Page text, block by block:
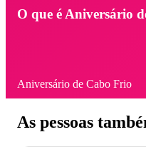
O que é Aniversário
Aniversário de Cabo Frio
As pessoas